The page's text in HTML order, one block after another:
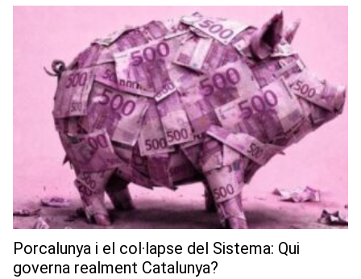
Porcalunya i el col·lapse del Sistema: Qui
governa realment Catalunya?